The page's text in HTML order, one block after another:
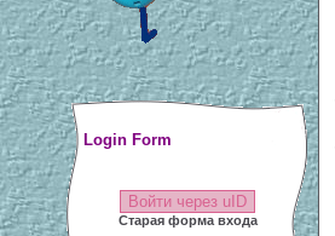
Login Form
Войти через uID
Старая форма входа